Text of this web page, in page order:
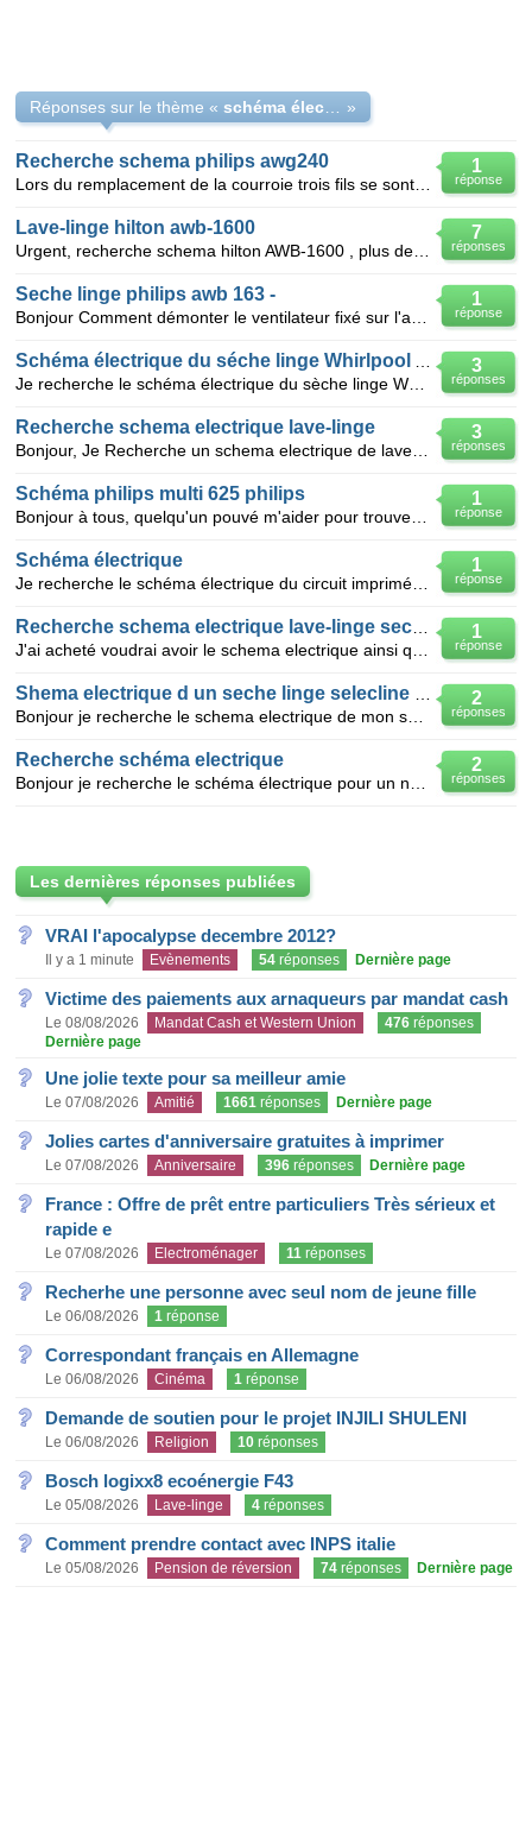
Réponses sur le thème « »
1
réponse
Recherche schema philips awg240
7
réponses
Lave-linge hilton awb-1600
1
réponse
Seche linge philips awb 163 -
3
réponses
3
réponses
Recherche schema electrique lave-linge
1
réponse
Schéma philips multi 625 philips
1
réponse
Schéma électrique
1
réponse
2
réponses
2
réponses
Recherche schéma electrique
Les dernières réponses publiées
VRAI l'apocalypse decembre 2012?
Il y a 1 minute Evènements 54 réponses Dernière page
Victime des paiements aux arnaqueurs par mandat cash
Le 08/08/2026 Mandat Cash et Western Union 476 réponses
Dernière page
Une jolie texte pour sa meilleur amie
Le 07/08/2026 Amitié 1661 réponses Dernière page
Jolies cartes d'anniversaire gratuites à imprimer
Le 07/08/2026 Anniversaire 396 réponses Dernière page
France : Offre de prêt entre particuliers Très sérieux et
rapide e
Le 07/08/2026 Electroménager 11 réponses
Recherhe une personne avec seul nom de jeune fille
Le 06/08/2026 1 réponse
Correspondant français en Allemagne
Le 06/08/2026 Cinéma 1 réponse
Demande de soutien pour le projet INJILI SHULENI
Le 06/08/2026 Religion 10 réponses
Bosch logixx8 ecoénergie F43
Le 05/08/2026 Lave-linge 4 réponses
Comment prendre contact avec INPS italie
Le 05/08/2026 Pension de réversion 74 réponses Dernière page